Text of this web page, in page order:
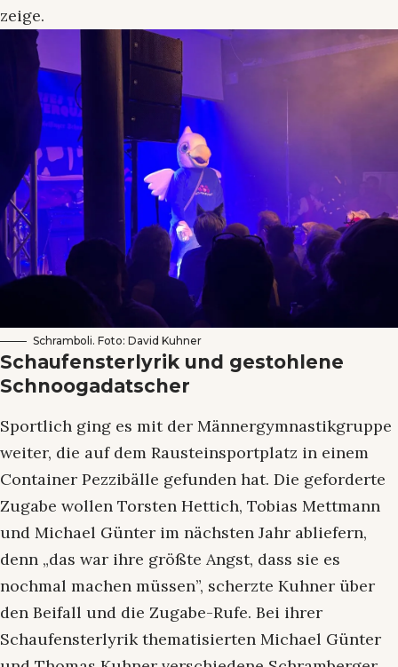
zeige.
Schramboli. Foto: David Kuhner
Schaufensterlyrik und gestohlene
Schnoogadatscher
Sportlich ging es mit der Männergymnastikgruppe
weiter, die auf dem Rausteinsportplatz in einem
Container Pezzibälle gefunden hat. Die geforderte
Zugabe wollen Torsten Hettich, Tobias Mettmann
und Michael Günter im nächsten Jahr abliefern,
denn „das war ihre größte Angst, dass sie es
nochmal machen müssen”, scherzte Kuhner über
den Beifall und die Zugabe-Rufe. Bei ihrer
Schaufensterlyrik thematisierten Michael Günter